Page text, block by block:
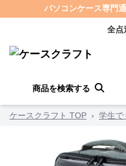
パソコンケース専門
全点
商品を検索する
ケースクラフト TOP › 学生で